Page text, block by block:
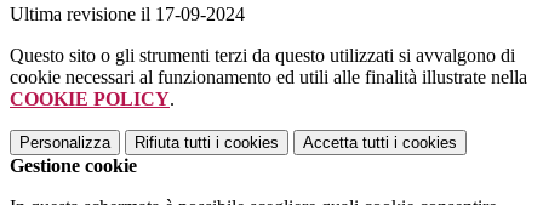
Ultima revisione il 17-09-2024
Questo sito o gli strumenti terzi da questo utilizzati si avvalgono di
cookie necessari al funzionamento ed utili alle finalità illustrate nella
COOKIE POLICY.
Personalizza Rifiuta tutti i cookies Accetta tutti i cookies
Gestione cookie